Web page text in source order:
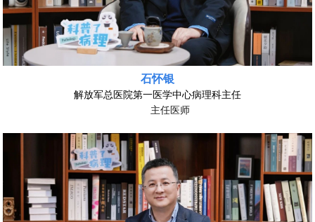
石怀银
解放军总医院第一医学中心病理科主任
主任医师